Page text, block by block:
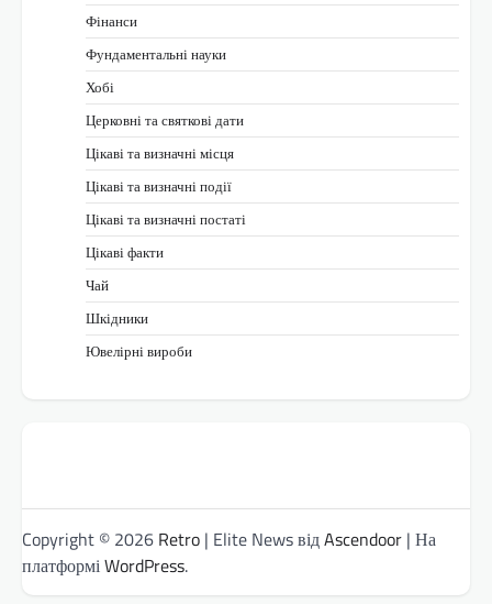
Фінанси
Фундаментальні науки
Хобі
Церковні та святкові дати
Цікаві та визначні місця
Цікаві та визначні події
Цікаві та визначні постаті
Цікаві факти
Чай
Шкідники
Ювелірні вироби
Copyright © 2026 Retro | Elite News відAscendoor | На
платформіWordPress.